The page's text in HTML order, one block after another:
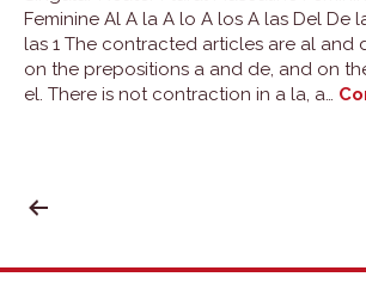
Feminine Al A la A lo A los A las Del De
las 1 The contracted articles are al and
on the prepositions a and de, and on
el. There is not contraction in a la, a…
POSTS